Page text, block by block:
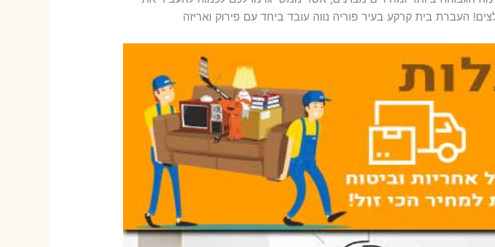
העברת בית קרקע בעיר פוריה נווה עובד ביחד עם פירוק ואריזה